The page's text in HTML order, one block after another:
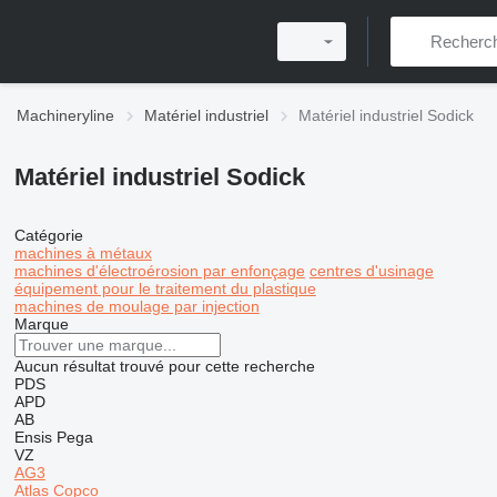
Machineryline Matériel industriel Matériel industriel Sodick
Matériel industriel Sodick
Catégorie
machines à métaux
machines d'électroérosion par enfonçage centres d'usinage
équipement pour le traitement du plastique
machines de moulage par injection
Marque
Aucun résultat trouvé pour cette recherche
PDS
APD
AB
Ensis Pega
VZ
AG3
Atlas Copco